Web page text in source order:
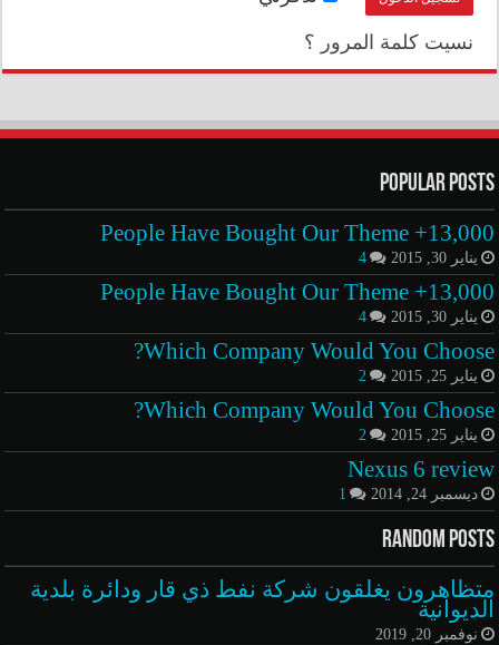
نسيت كلمة المرور ؟
Popular Posts
13,000+ People Have Bought Our Theme
يناير 30, 2015 4
13,000+ People Have Bought Our Theme
يناير 30, 2015 4
Which Company Would You Choose?
يناير 25, 2015 2
Which Company Would You Choose?
يناير 25, 2015 2
Nexus 6 review
ديسمبر 24, 2014 1
Random Posts
متظاهرون يغلقون شركة نفط ذي قار ودائرة بلدية
الديوانية
نوفمبر 20, 2019